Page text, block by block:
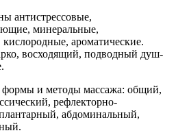
антистрессовые,
минеральные,
ароматические.
восходящий, подводный душ-
и методы массажа: общий,
рефлекторно-
абдоминальный,